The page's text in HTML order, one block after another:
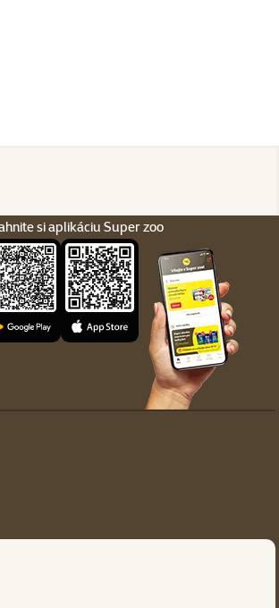
si aplikáciu Super zoo